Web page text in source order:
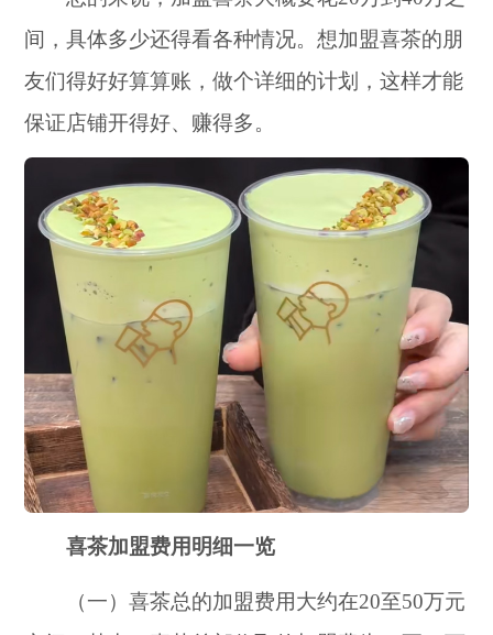
间，具体多少还得看各种情况。想加盟喜茶的朋
友们得好好算算账，做个详细的计划，这样才能
保证店铺开得好、赚得多。
喜茶加盟费用明细一览
（一）喜茶总的加盟费用大约在20至50万元